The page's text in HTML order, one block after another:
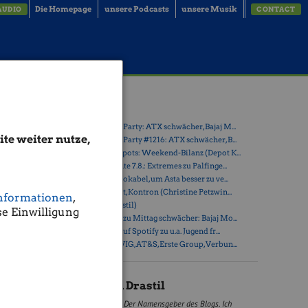
weiter nutze,
,
Einwilligung
Die Homepage unsere Podcasts unsere Musik CONTACT
gegangen
» Wiener Börse Party: ATX schwächer, Bajaj M...
» Wiener Börse Party #1216: ATX schwächer, B...
» Österreich-Depots: Weekend-Bilanz (Depot K...
» Börsegeschichte 7.8.: Extremes zu Palfinge...
» Nachlese: 10 Vokabel, um Asta besser zu ve...
» PIR-News: Post, Kontron (Christine Petzwin...
» (Christian Drastil)
» Wiener Börse zu Mittag schwächer: Bajaj Mo...
» Börse-Inputs auf Spotify zu u.a. Jugend fr...
» ATX-Trends: VIG, AT&S, Erste Group, Verbun...
Christian Drastil
Der Namensgeber des Blogs. Ich